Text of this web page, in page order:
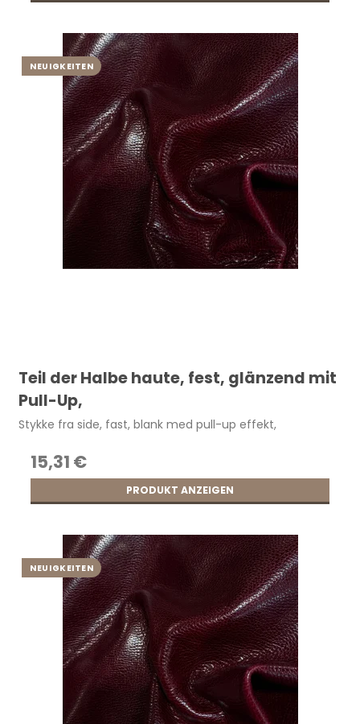
NEUIGKEITEN
Teil der Halbe haute, fest, glänzend mit
Pull-Up,
Stykke fra side, fast, blank med pull-up effekt,
15,31 €
PRODUKT ANZEIGEN
NEUIGKEITEN